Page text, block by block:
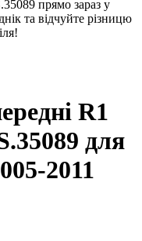
прямо зараз у
та відчуйте різницю
R1
для
2011